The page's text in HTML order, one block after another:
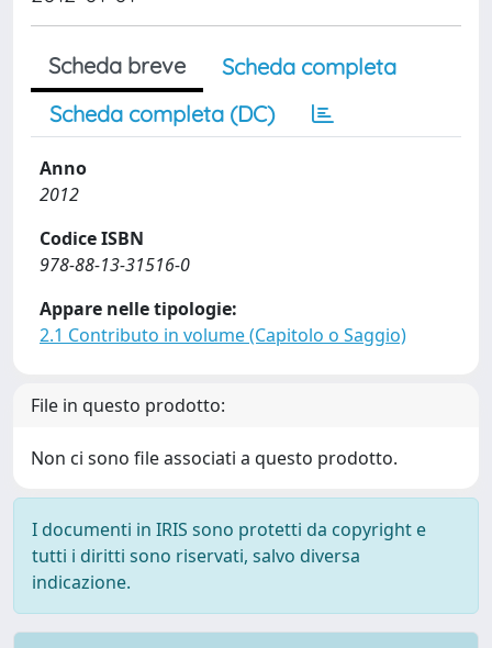
Scheda breve
Scheda completa
Scheda completa (DC)
Anno
2012
Codice ISBN
978-88-13-31516-0
Appare nelle tipologie:
2.1 Contributo in volume (Capitolo o Saggio)
File in questo prodotto:
Non ci sono file associati a questo prodotto.
I documenti in IRIS sono protetti da copyright e
tutti i diritti sono riservati, salvo diversa
indicazione.